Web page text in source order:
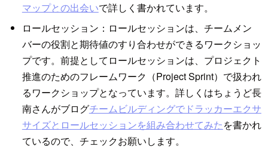
マップとの出会いで詳しく書かれています。
ロールセッション：ロールセッションは、チームメン
バーの役割と期待値のすり合わせができるワークショッ
プです。前提としてロールセッションは、プロジェクト
推進のためのフレームワーク（Project Sprint）で扱われ
るワークショップとなっています。詳しくはちょうど長
南さんがブログチームビルディングでドラッカーエクサ
サイズとロールセッションを組み合わせてみたを書かれ
ているので、チェックお願いします。